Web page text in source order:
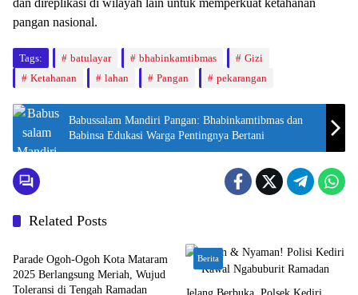
dan direplikasi di wilayah lain untuk memperkuat ketahanan
pangan nasional.
Tags: batulayar bhabinkamtibmas
Gizi
Ketahanan
lahan Pangan pekarangan
Babussalam Mandiri Pangan: Bhabinkamtibmas dan
Babinsa Edukasi Warga Pentingnya Bertani
Related Posts
Bali Nusra
Parade Ogoh-Ogoh Kota Mataram
2025 Berlangsung Meriah, Wujud
Toleransi di Tengah Ramadan
Berita